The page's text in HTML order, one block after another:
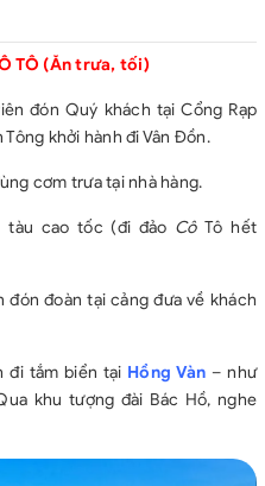
thăm quan theo hành trình.
đa 60.000.000Đ/người/vụ.
và các loại đồ uống cá nhân
Đăng
TÔ (Ăn trưa, tối)
đón Quý khách tại Cổng Rạp
khởi hành đi Vân Đồn.
cơm trưa tại nhà hàng.
tàu cao tốc (đi đảo CôTô hết
đón đoàn tại cảng đưa về khách
đi tắm biển tại Hồng Vàn – như
khu tượng đài Bác Hồ, nghe